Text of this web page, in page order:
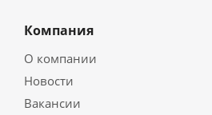
Компания
О компании
Новости
Вакансии